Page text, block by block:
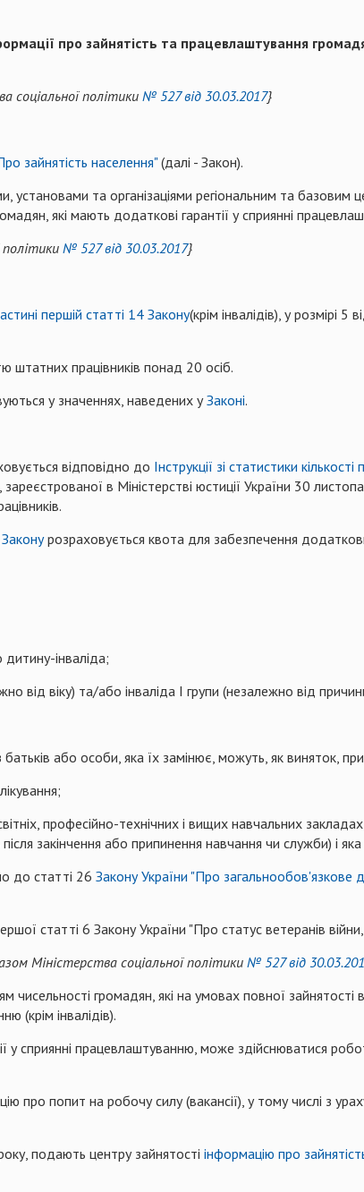
про зайнятість та працевлаштування
соціальної політики№ 527 від 30.03.2017}
зайнятість населення"(далі - Закон).
та організаціями регіональним та базовим
які мають додаткові гарантії у сприянні
політики № 527 від 30.03.2017}
першій статті 14 Закону(крім інвалідів), у розмірі 5
штатних працівників понад 20 осіб.
у значеннях, наведених уЗаконі.
відповідно до Інструкції зі статистики кількості
в Міністерстві юстиції України 30
розраховується квота для забезпечення
інваліда;
віку) та/або інваліда I групи (незалежно від
або особи, яка їх замінює, можуть, як виняток,
професійно-технічних і вищих навчальних
закінчення або припинення навчання чи служби) і
до статті 26 Закону України "Про загальнообов'язкове
статті 6 Закону України "Про статус ветеранів війни,
Міністерства соціальної політики № 527 від
чисельності громадян, які на умовах повної
(крім інвалідів).
сприянні працевлаштуванню, може здійснюватися
про попит на робочу силу (вакансії), у тому числі з
подають центру зайнятості інформацію про